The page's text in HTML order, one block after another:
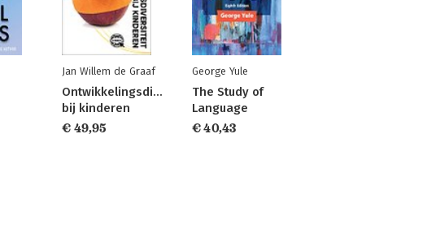
Jan Willem de Graaf
Ontwikkelingsdiversiteit
bij kinderen
€ 49,95
George Yule
The Study of
Language
€ 40,43